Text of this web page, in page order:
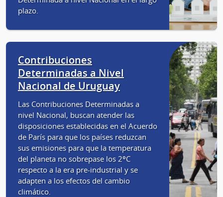
plazo.
Contribuciones
Determinadas a Nivel
Nacional de Uruguay
Las Contribuciones Determinadas a
nivel Nacional, buscan atender las
disposiciones establecidas en el Acuerdo
de París para que los países reduzcan
sus emisiones para que la temperatura
del planeta no sobrepase los 2ºC
respecto a la era pre-industrial y se
adapten a los efectos del cambio
climático.